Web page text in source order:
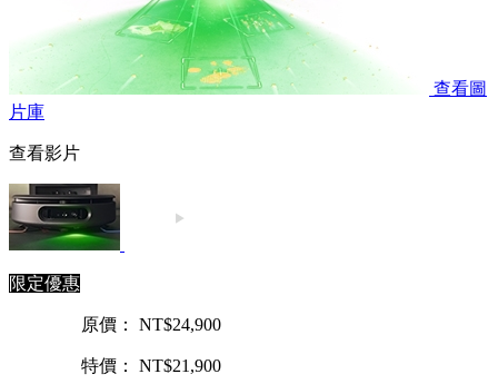
查看圖
片庫
查看影片
限定優惠
原價： NT$24,900
特價： NT$21,900